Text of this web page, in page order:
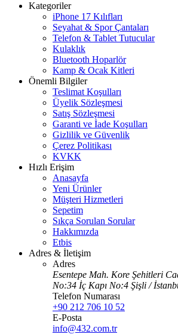
Kategoriler
iPhone 17 Kılıfları
Seyahat & Spor Çantaları
Telefon & Tablet Tutucular
Kulaklık
Bluetooth Hoparlör
Kamp & Ocak Kitleri
Önemli Bilgiler
Teslimat Koşulları
Üyelik Sözleşmesi
Satış Sözleşmesi
Garanti ve İade Koşulları
Gizlilik ve Güvenlik
Çerez Politikası
KVKK
Hızlı Erişim
Anasayfa
Yeni Ürünler
Müşteri Hizmetleri
Sepetim
Sıkça Sorulan Sorular
Hakkımızda
Etbis
Adres & İletişim
Adres
Esentepe Mah. Kore Şehitleri
No:34 İç Kapı No:4 Şişli /
Telefon Numarası
+90 212 706 10 52
E-Posta
info@432.com.tr